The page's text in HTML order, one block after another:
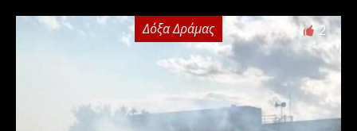
Δόξα Δράμας 2